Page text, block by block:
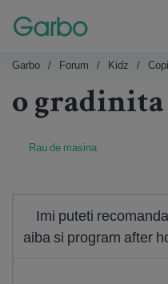
Garbo Forum Kidz
o
Rau de masina
Imi puteti
aiba si program after